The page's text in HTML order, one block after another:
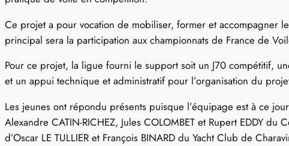
Ce projet a pour vocation de mobiliser, former et accompagner
principal sera la participation aux championnats de France de
Pour ce projet, la ligue fourni le support soit un J70 compétitif,
et un appui technique et administratif pour l’organisation du
Les jeunes ont répondu présents puisque l’équipage est à ce
Alexandre CATIN-RICHEZ, Jules COLOMBET et Rupert EDDY
d’Oscar LE TULLIER et François BINARD du Yacht Club de